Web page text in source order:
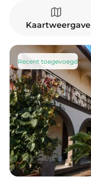
Kaartweergave
Recent toegevoegd